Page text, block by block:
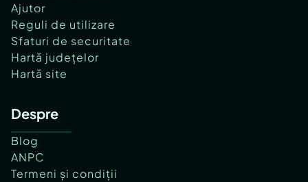
Ajutor
Reguli de utilizare
Sfaturi de securitate
Hartă județelor
Hartă site
Despre
Blog
ANPC
Termeni și condiții